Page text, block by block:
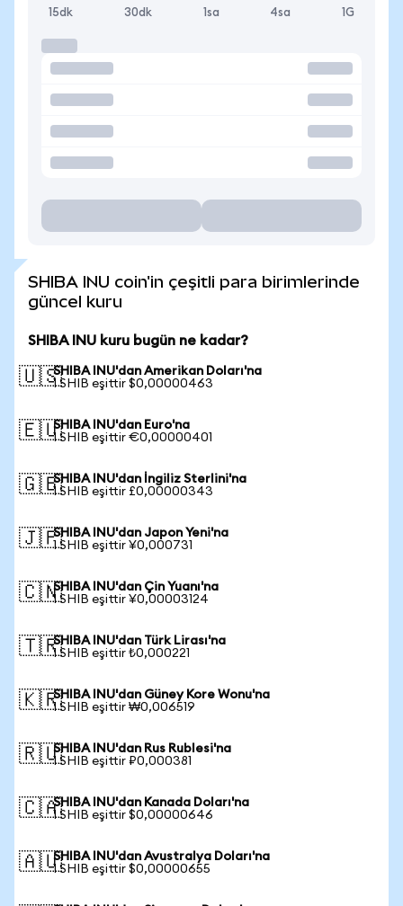
15dk 30dk 1sa 4sa 1G
SHIBA INU coin'in çeşitli para birimlerinde
güncel kuru
SHIBA INU kuru bugün ne kadar?
🇺🇸SHIBA INU'dan Amerikan Doları'na
1 SHIB eşittir $0,00000463
🇪🇺SHIBA INU'dan Euro'na
1 SHIB eşittir €0,00000401
🇬🇧SHIBA INU'dan İngiliz Sterlini'na
1 SHIB eşittir £0,00000343
🇯🇵SHIBA INU'dan Japon Yeni'na
1 SHIB eşittir ¥0,000731
🇨🇳SHIBA INU'dan Çin Yuanı'na
1 SHIB eşittir ¥0,00003124
🇹🇷SHIBA INU'dan Türk Lirası'na
1 SHIB eşittir ₺0,000221
🇰🇷SHIBA INU'dan Güney Kore Wonu'na
1 SHIB eşittir ₩0,006519
🇷🇺SHIBA INU'dan Rus Rublesi'na
1 SHIB eşittir ₽0,000381
🇨🇦SHIBA INU'dan Kanada Doları'na
1 SHIB eşittir $0,00000646
🇦🇺SHIBA INU'dan Avustralya Doları'na
1 SHIB eşittir $0,00000655